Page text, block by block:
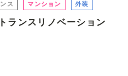
ス マンション 外装
ランスリノベーション